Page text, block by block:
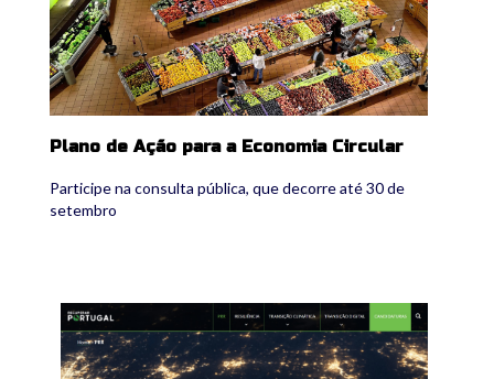
Plano de Ação para a Economia Circular
Participe na consulta pública, que decorre até 30 de
setembro
prr_portal.jpg